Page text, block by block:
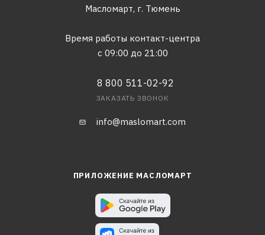
Масломарт, г. Тюмень
Время работы контакт-центра
с 09:00 до 21:00
8 800 511-02-92
ЗАКАЗАТЬ ЗВОНОК
info@maslomart.com
ПРИЛОЖЕНИЕ МАСЛОМАРТ